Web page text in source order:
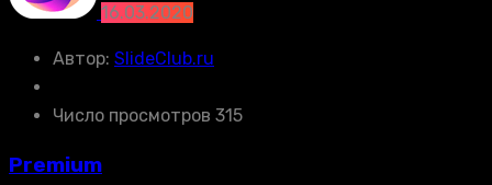
16.03.2020
Автор: SlideClub.ru
Число просмотров 315
Premium